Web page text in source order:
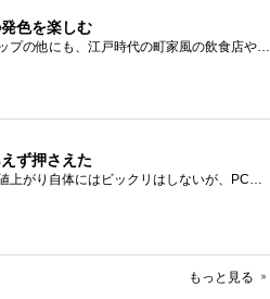
色を楽しむ
太秦映画村には、かなり大きな公式スーベニアショップの他にも、江戸時代の町家風の飲食店や土産物店が軒を連ねておりました。 何かよいもの...
ず押さえた
最近いろんなものの物価が上がってきているので、値上がり自体にはビックリはしないが、PCパーツ・周辺機器関係というカテゴリーに絞ると、値...
もっと見る